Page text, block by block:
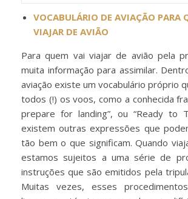
VOCABULÁRIO DE AVIAÇÃO PARA
VIAJAR DE AVIÃO
Para quem vai viajar de avião pela
muita informação para assimilar.
aviação existe um vocabulário próprio
todos (!) os voos, como a conhecida
prepare for landing”, ou “Ready to
existem outras expressões que
tão bem o que significam. Quando
estamos sujeitos a uma série de
instruções que são emitidos pela
Muitas vezes, esses